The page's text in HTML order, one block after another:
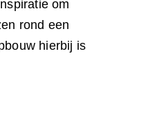
om
rond een
hierbij is